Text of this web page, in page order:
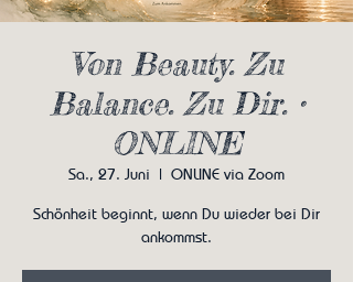
Von Beauty. Zu
Balance. Zu Dir. •
ONLINE
Sa., 27. Juni
  |
ONLINE via Zoom
Schönheit beginnt, wenn Du wieder bei Dir
ankommst.